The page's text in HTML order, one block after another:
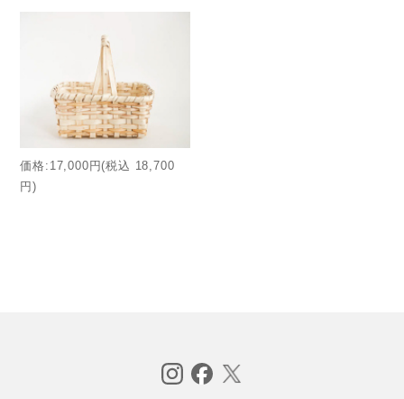
価格:17,000円(税込 18,700
円)